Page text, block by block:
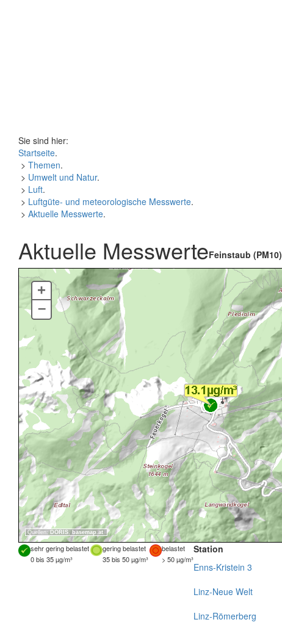
Sie sind hier:
Startseite.
> Themen.
> Umwelt und Natur.
> Luft.
> Luftgüte- und meteorologische Messwerte.
> Aktuelle Messwerte.
Aktuelle MesswerteFeinstaub (PM10)
Quellen: DORIS, basemap.at
+
–
sehr gering belastet gering belastet
belastet
0 bis 35 µg/m³
35 bis 50 µg/m³ > 50 µg/m³
Station
Enns-Kristein 3
Linz-Neue Welt
Linz-Römerberg